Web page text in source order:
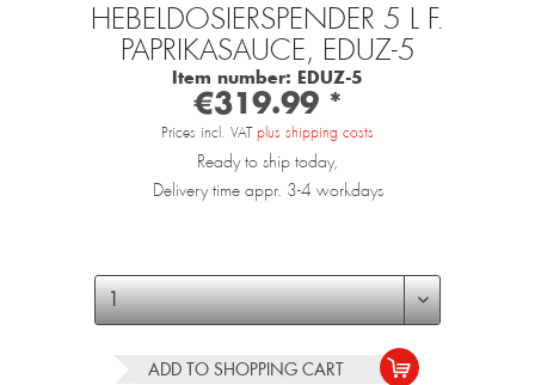
HEBELDOSIERSPENDER 5 L F.
PAPRIKASAUCE, EDUZ-5
Item number: EDUZ-5
€319.99 *
Prices incl. VAT plus shipping costs
Ready to ship today,
Delivery time appr. 3-4 workdays
ADD TO SHOPPING CART